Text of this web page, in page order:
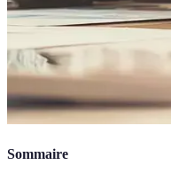
Sommaire